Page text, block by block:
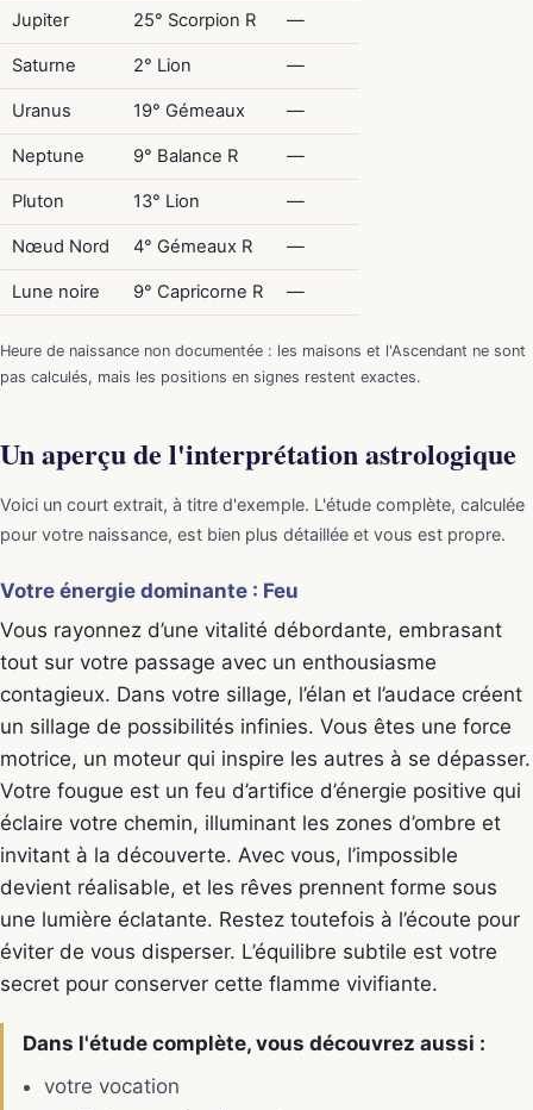
Jupiter 25° Scorpion R —
Saturne 2° Lion —
Uranus 19° Gémeaux —
Neptune 9° Balance R —
Pluton 13° Lion —
Nœud Nord 4° Gémeaux R —
Lune noire 9° Capricorne R —
Heure de naissance non documentée : les maisons et l'Ascendant ne sont
pas calculés, mais les positions en signes restent exactes.
Un aperçu de l'interprétation astrologique
Voici un court extrait, à titre d'exemple. L'étude complète, calculée
pour votre naissance, est bien plus détaillée et vous est propre.
Votre énergie dominante : Feu
Vous rayonnez d’une vitalité débordante, embrasant
tout sur votre passage avec un enthousiasme
contagieux. Dans votre sillage, l’élan et l’audace créent
un sillage de possibilités infinies. Vous êtes une force
motrice, un moteur qui inspire les autres à se dépasser.
Votre fougue est un feu d’artifice d’énergie positive qui
éclaire votre chemin, illuminant les zones d’ombre et
invitant à la découverte. Avec vous, l’impossible
devient réalisable, et les rêves prennent forme sous
une lumière éclatante. Restez toutefois à l’écoute pour
éviter de vous disperser. L’équilibre subtile est votre
secret pour conserver cette flamme vivifiante.
Dans l'étude complète, vous découvrez aussi :
votre vocation